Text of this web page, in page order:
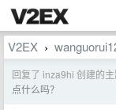
V2EX ›
回复了 inza9hi 创建的
点什么吗？